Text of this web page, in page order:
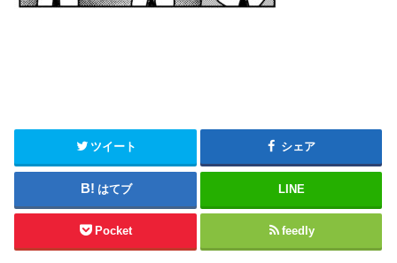
ツイート シェア
はてブ LINE
Pocket feedly